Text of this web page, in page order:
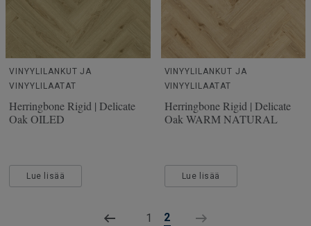
VINYYLILANKUT JA
VINYYLILAATAT
Herringbone Rigid | Delicate
Oak OILED
Lue lisää
VINYYLILANKUT JA
VINYYLILAATAT
Herringbone Rigid | Delicate
Oak WARM NATURAL
Lue lisää
1 2